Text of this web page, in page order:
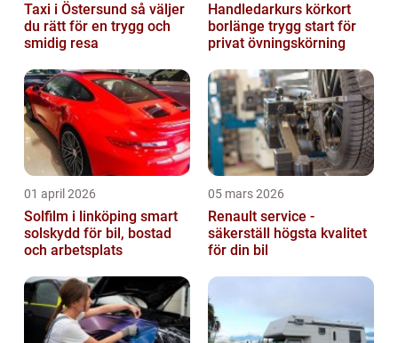
Taxi i Östersund så väljer
du rätt för en trygg och
smidig resa
Handledarkurs körkort
borlänge trygg start för
privat övningskörning
01 april 2026
Solfilm i linköping smart
solskydd för bil, bostad
och arbetsplats
05 mars 2026
Renault service -
säkerställ högsta kvalitet
för din bil